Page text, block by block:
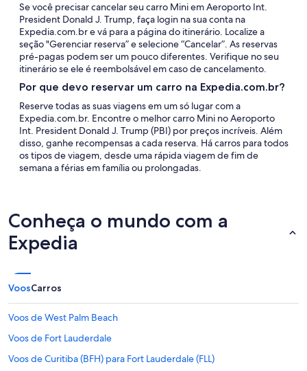
Se você precisar cancelar seu carro Mini em Aeroporto Int.
President Donald J. Trump, faça login na sua conta na
Expedia.com.br e vá para a página do itinerário. Localize a
seção "Gerenciar reserva” e selecione “Cancelar”. As reservas
pré-pagas podem ser um pouco diferentes. Verifique no seu
itinerário se ele é reembolsável em caso de cancelamento.
Por que devo reservar um carro na Expedia.com.br?
Reserve todas as suas viagens em um só lugar com a
Expedia.com.br. Encontre o melhor carro Mini no Aeroporto
Int. President Donald J. Trump (PBI) por preços incríveis. Além
disso, ganhe recompensas a cada reserva. Há carros para todos
os tipos de viagem, desde uma rápida viagem de fim de
semana a férias em família ou prolongadas.
Conheça o mundo com a
Expedia
VoosCarros
Voos de West Palm Beach
Voos de Fort Lauderdale
Voos de Curitiba (BFH) para Fort Lauderdale (FLL)